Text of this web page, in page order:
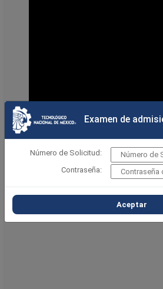
Examen de
Número de Solicitud:
Contraseña:
Aceptar